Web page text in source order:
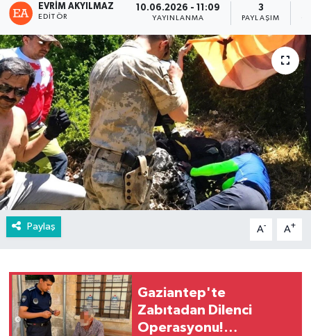
EVRIM AKYILMAZ
EDITÖR
10.06.2026 - 11:09
YAYINLANMA
3
PAYLAŞIM
Paylaş A- A+
Gaziantep'te
Zabıtadan Dilenci
Operasyonu!